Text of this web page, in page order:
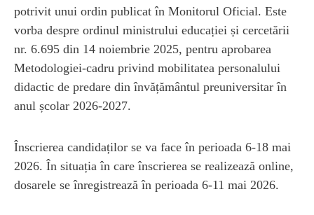
potrivit unui ordin publicat în Monitorul Oficial. Este
vorba despre ordinul ministrului educației și cercetării
nr. 6.695 din 14 noiembrie 2025, pentru aprobarea
Metodologiei-cadru privind mobilitatea personalului
didactic de predare din învățământul preuniversitar în
anul școlar 2026-2027.
Înscrierea candidaților se va face în perioada 6-18 mai
2026. În situația în care înscrierea se realizează online,
dosarele se înregistrează în perioada 6-11 mai 2026.